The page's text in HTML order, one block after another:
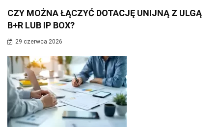
CZY MOŻNA ŁĄCZYĆ DOTACJĘ UNIJNĄ Z ULGĄ
B+R LUB IP BOX?
29 czerwca 2026